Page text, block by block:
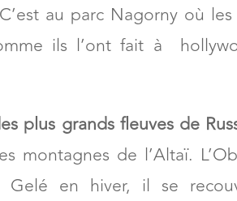
au parc Nagorny où
ils l’ont fait à
plus grands fleuves de
montagnes de l’Altaï.
en hiver, il se